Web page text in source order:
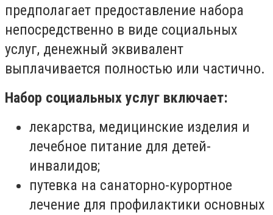
предполагает предоставление набора
непосредственно в виде социальных
услуг, денежный эквивалент
выплачивается полностью или частично.
Набор социальных услуг включает:
лекарства, медицинские изделия и
лечебное питание для детей-
инвалидов;
путевка на санаторно-курортное
лечение для профилактики основных